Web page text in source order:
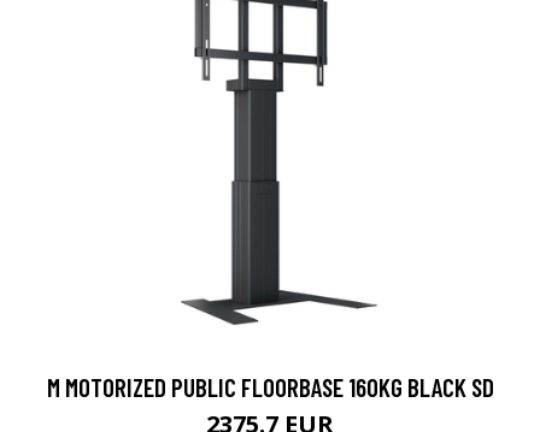
M MOTORIZED PUBLIC FLOORBASE 160KG BLACK SD
2375.7 EUR